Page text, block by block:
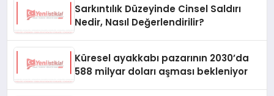
Sarkıntılık Düzeyinde Cinsel Saldırı
Nedir, Nasıl Değerlendirilir?
Küresel ayakkabı pazarının 2030’da
588 milyar doları aşması bekleniyor